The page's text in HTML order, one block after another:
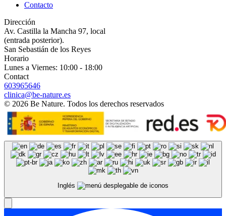
Contacto
Dirección
Av. Castilla la Mancha 97, local
(entrada posterior).
San Sebastián de los Reyes
Horario
Lunes a Viernes: 10:00 - 18:00
Contact
603965646
clinica@be-nature.es
© 2026 Be Nature. Todos los derechos reservados
Inglés